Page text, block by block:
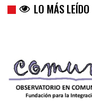
LO MÁS LEÍDO